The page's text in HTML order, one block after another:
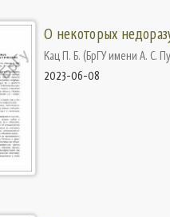
О некоторых
Кац П. Б. (БрГУ имени А. С.
2023-06-08